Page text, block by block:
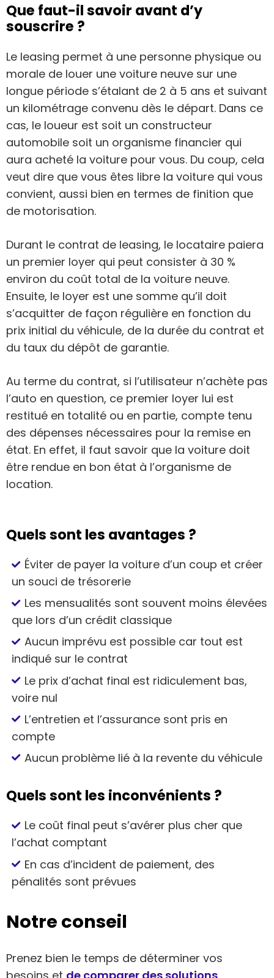
Que faut-il savoir avant d’y
souscrire ?
Le leasing permet à une personne physique ou
morale de louer une voiture neuve sur une
longue période s’étalant de 2 à 5 ans et suivant
un kilométrage convenu dès le départ. Dans ce
cas, le loueur est soit un constructeur
automobile soit un organisme financier qui
aura acheté la voiture pour vous. Du coup, cela
veut dire que vous êtes libre la voiture qui vous
convient, aussi bien en termes de finition que
de motorisation.
Durant le contrat de leasing, le locataire paiera
un premier loyer qui peut consister à 30 %
environ du coût total de la voiture neuve.
Ensuite, le loyer est une somme qu’il doit
s’acquitter de façon régulière en fonction du
prix initial du véhicule, de la durée du contrat et
du taux du dépôt de garantie.
Au terme du contrat, si l’utilisateur n’achète pas
l’auto en question, ce premier loyer lui est
restitué en totalité ou en partie, compte tenu
des dépenses nécessaires pour la remise en
état. En effet, il faut savoir que la voiture doit
être rendue en bon état à l’organisme de
location.
Quels sont les avantages ?
Éviter de payer la voiture d’un coup et créer
un souci de trésorerie
Les mensualités sont souvent moins élevées
que lors d’un crédit classique
Aucun imprévu est possible car tout est
indiqué sur le contrat
Le prix d’achat final est ridiculement bas,
voire nul
L’entretien et l’assurance sont pris en
compte
Aucun problème lié à la revente du véhicule
Quels sont les inconvénients ?
Le coût final peut s’avérer plus cher que
l’achat comptant
En cas d’incident de paiement, des
pénalités sont prévues
Notre conseil
Prenez bien le temps de déterminer vos